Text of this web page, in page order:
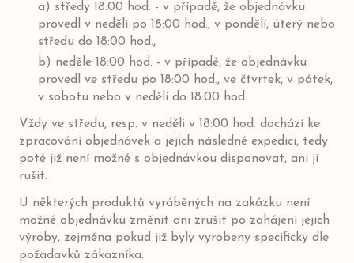
a) středy 18:00 hod. - v případě, že objednávku
provedl v neděli po 18:00 hod., v pondělí, úterý nebo
středu do 18:00 hod.,
b) neděle 18:00 hod. - v případě, že objednávku
provedl ve středu po 18:00 hod., ve čtvrtek, v pátek,
v sobotu nebo v neděli do 18:00 hod.
Vždy ve středu, resp. v neděli v 18:00 hod. dochází ke
zpracování objednávek a jejich následné expedici, tedy
poté již není možné s objednávkou disponovat, ani ji
rušit.
U některých produktů vyráběných na zakázku není
možné objednávku změnit ani zrušit po zahájení jejich
výroby, zejména pokud již byly vyrobeny specificky dle
požadavků zákazníka.